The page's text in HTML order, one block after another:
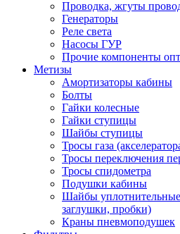
Проводка, жгуты
Генераторы
Реле света
Насосы ГУР
Прочие компоненты
Метизы
Амортизаторы кабины
Болты
Гайки колесные
Гайки ступицы
Шайбы ступицы
Тросы газа
Тросы переключения
Тросы спидометра
Подушки кабины
Шайбы
заглушки, пробки)
Краны пневмоподушек